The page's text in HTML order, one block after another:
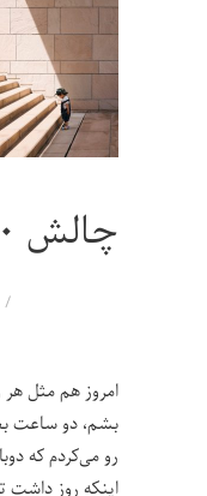
چالش ۱۲۰ ثانیه
امروز هم مثل
بشم، دو ساعت
رو می‌کردم که
اینکه روز داشت